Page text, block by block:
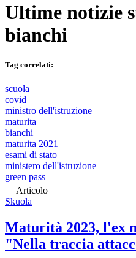
Ultime notizie
bianchi
Tag correlati:
scuola
covid
ministro dell'istruzione
maturita
bianchi
maturita 2021
esami di stato
ministero dell'istruzione
green pass
Articolo
Skuola
Maturità 2023, l'ex
"Nella traccia